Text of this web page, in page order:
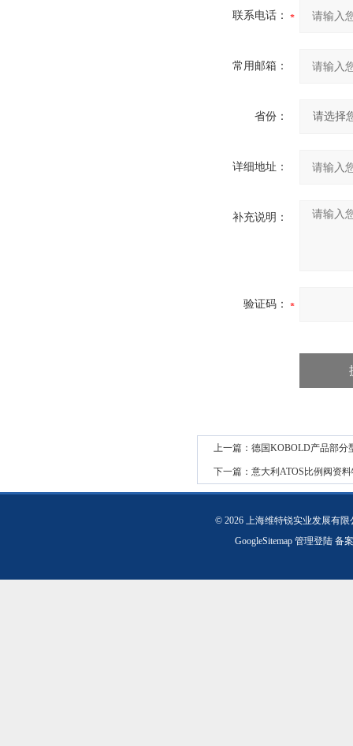
联系电话：
常用邮箱：
省份：
详细地址：
补充说明：
验证码：
上一篇： 德国KOBOLD产品部分
下一篇： 意大利ATOS比例阀资
© 2026 上海维特锐实业发展有
GoogleSitemap 管理登陆 备